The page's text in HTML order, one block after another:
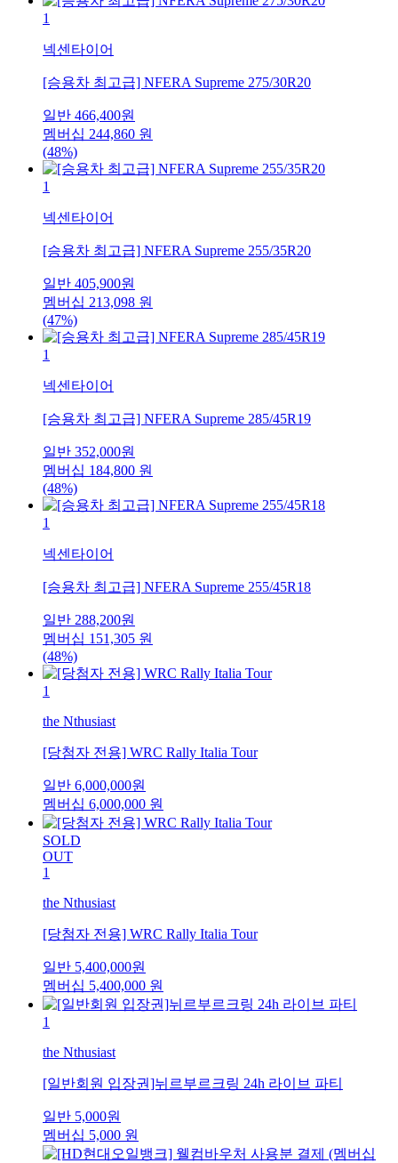
1
넥센타이어
[승용차 최고급] NFERA Supreme 275/30R20
일반 466,400원
멤버십 244,860 원
(48%)
1
넥센타이어
[승용차 최고급] NFERA Supreme 255/35R20
일반 405,900원
멤버십 213,098 원
(47%)
1
넥센타이어
[승용차 최고급] NFERA Supreme 285/45R19
일반 352,000원
멤버십 184,800 원
(48%)
1
넥센타이어
[승용차 최고급] NFERA Supreme 255/45R18
일반 288,200원
멤버십 151,305 원
(48%)
1
the Nthusiast
[당첨자 전용] WRC Rally Italia Tour
일반 6,000,000원
멤버십 6,000,000 원
SOLD
OUT
1
the Nthusiast
[당첨자 전용] WRC Rally Italia Tour
일반 5,400,000원
멤버십 5,400,000 원
1
the Nthusiast
[일반회원 입장권]뉘르부르크링 24h 라이브 파티
일반 5,000원
멤버십 5,000 원